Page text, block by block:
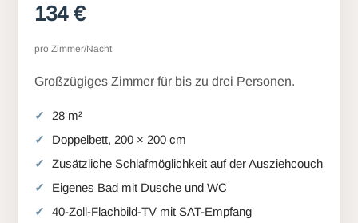
134 €
pro Zimmer/Nacht
Großzügiges Zimmer für bis zu drei Personen.
28 m²
Doppelbett, 200 × 200 cm
Zusätzliche Schlafmöglichkeit auf der Ausziehcouch
Eigenes Bad mit Dusche und WC
40-Zoll-Flachbild-TV mit SAT-Empfang